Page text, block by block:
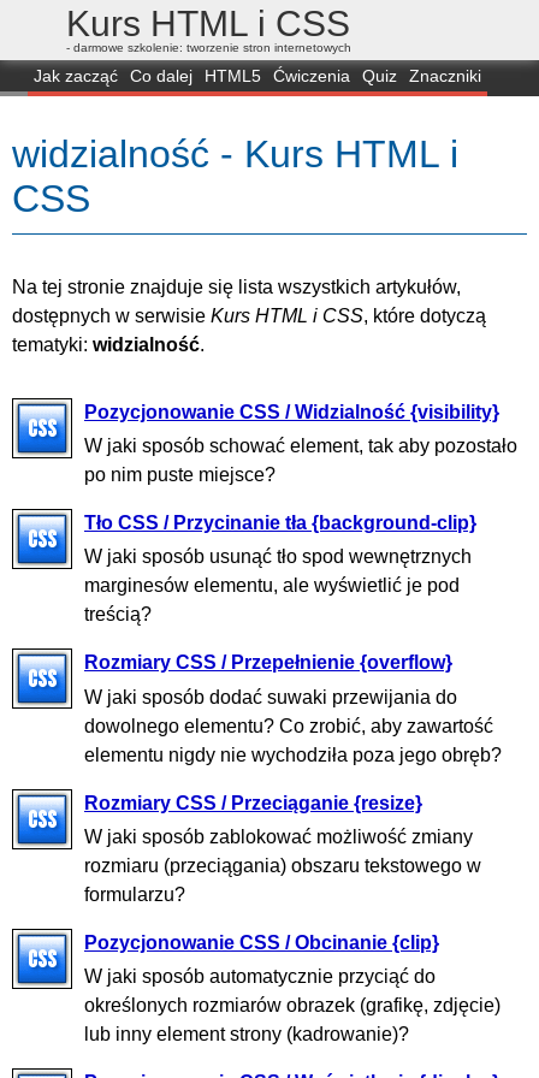
Kurs HTML i CSS
- darmowe szkolenie: tworzenie stron internetowych
Jak zacząć Co dalej HTML5 Ćwiczenia Quiz
Znaczniki
FAQ
Przeglądarki Mapa FORUM
widzialność - Kurs HTML i
CSS
Na tej stronie znajduje się lista wszystkich artykułów,
dostępnych w serwisie Kurs HTML i CSS, które dotyczą
tematyki: widzialność.
Pozycjonowanie CSS / Widzialność {visibility}
W jaki sposób schować element, tak aby pozostało
po nim puste miejsce?
Tło CSS / Przycinanie tła {background-clip}
W jaki sposób usunąć tło spod wewnętrznych
marginesów elementu, ale wyświetlić je pod
treścią?
Rozmiary CSS / Przepełnienie {overflow}
W jaki sposób dodać suwaki przewijania do
dowolnego elementu? Co zrobić, aby zawartość
elementu nigdy nie wychodziła poza jego obręb?
Rozmiary CSS / Przeciąganie {resize}
W jaki sposób zablokować możliwość zmiany
rozmiaru (przeciągania) obszaru tekstowego w
formularzu?
Pozycjonowanie CSS / Obcinanie {clip}
W jaki sposób automatycznie przyciąć do
określonych rozmiarów obrazek (grafikę, zdjęcie)
lub inny element strony (kadrowanie)?